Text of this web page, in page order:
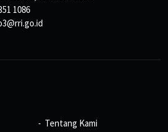
1086
Tentang Kami